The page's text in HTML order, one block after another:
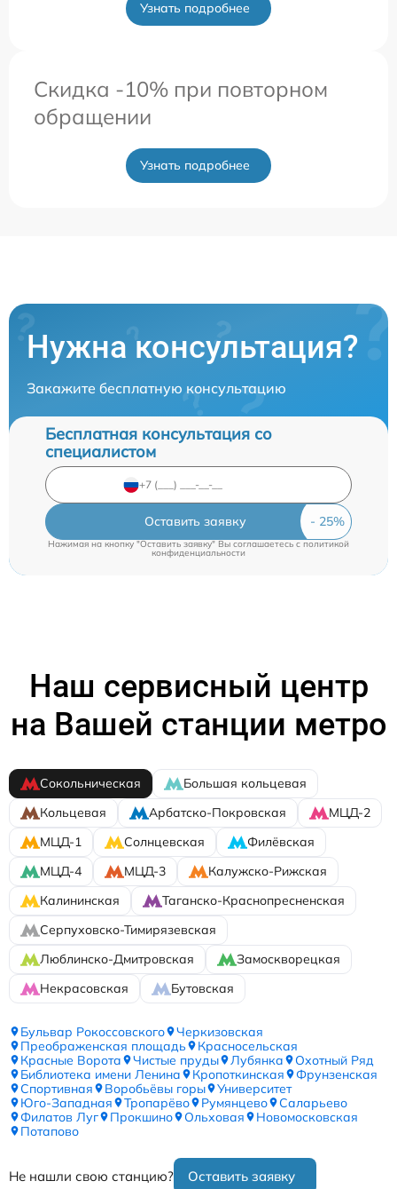
Узнать подробнее
Скидка -10% при повторном
обращении
Узнать подробнее
Нужна консультация?
Закажите бесплатную консультацию
Бесплатная консультация со
специалистом
Оставить заявку
Нажимая на кнопку "Оставить заявку" Вы соглашаетесь cполитикой
конфиденциальности
Наш сервисный центр
на Вашей станции метро
Сокольническая
Большая кольцевая
Кольцевая
Арбатско-Покровская
МЦД-2
МЦД-1
Солнцевская
Филёвская
МЦД-4
МЦД-3
Калужско-Рижская
Калининская
Таганско-Краснопресненская
Серпуховско-Тимирязевская
Люблинско-Дмитровская
Замоскворецкая
Некрасовская
Бутовская
Бульвар Рокоссовского
Черкизовская
Преображенская площадь
Красносельская
Красные Ворота
Чистые пруды Лубянка
Охотный Ряд
Библиотека имени Ленина
Кропоткинская
Фрунзенская
Спортивная
Воробьёвы горы
Университет
Юго-Западная
Тропарёво Румянцево
Саларьево
Филатов Луг
Прокшино Ольховая
Новомосковская
Потапово
Не нашли свою станцию? Оставить заявку